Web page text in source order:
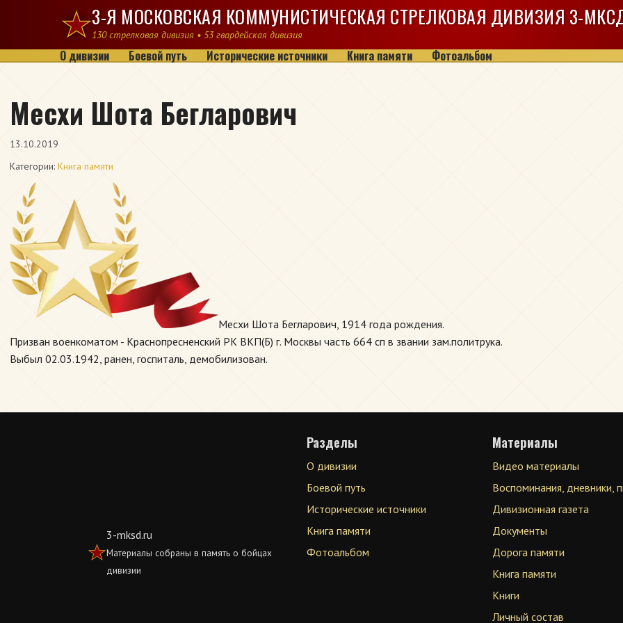
Перейти к содержимому3-Я МОСКОВСКАЯ КОММУНИСТИЧЕСКАЯ СТРЕЛКОВАЯ ДИВИЗИЯ 3-
130 стрелковая дивизия • 53 гвардейская дивизия
О дивизии Боевой путь Исторические источники Книга памяти Фотоальбом
Месхи Шота Бегларович
13.10.2019
Категории: Книга памяти
Месхи Шота Бегларович, 1914 года рождения.
Призван военкоматом - Краснопресненский РК ВКП(Б) г. Москвы часть 664 сп в звании зам.политрука.
Выбыл 02.03.1942, ранен, госпиталь, демобилизован.
3-mksd.ru
Материалы собраны в память о бойцах
дивизии
Разделы
О дивизии
Боевой путь
Исторические источники
Книга памяти
Фотоальбом
Материалы
Видео материалы
Воспоминания, дневники,
Дивизионная газета
Документы
Дорога памяти
Книга памяти
Книги
Личный состав